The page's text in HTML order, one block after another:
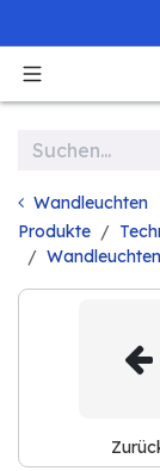
Wandleuchten
Produkte
Wandleuchten